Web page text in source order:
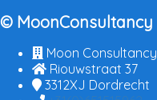
© MoonConsultancy
Moon Consultancy
Riouwstraat 37
3312XJ Dordrecht